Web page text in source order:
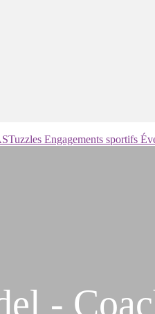
Engagements sportifs
-